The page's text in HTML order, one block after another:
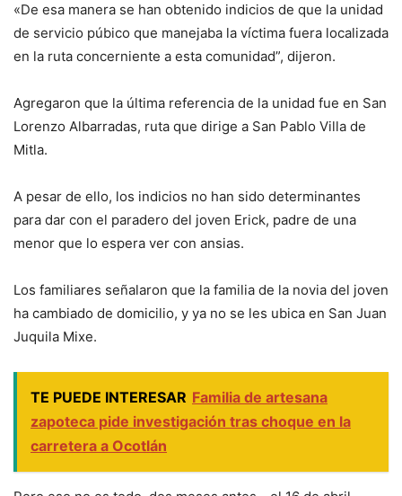
«De esa manera se han obtenido indicios de que la unidad
de servicio púbico que manejaba la víctima fuera localizada
en la ruta concerniente a esta comunidad”, dijeron.
Agregaron que la última referencia de la unidad fue en San
Lorenzo Albarradas, ruta que dirige a San Pablo Villa de
Mitla.
A pesar de ello, los indicios no han sido determinantes
para dar con el paradero del joven Erick, padre de una
menor que lo espera ver con ansias.
Los familiares señalaron que la familia de la novia del joven
ha cambiado de domicilio, y ya no se les ubica en San Juan
Juquila Mixe.
TE PUEDE INTERESAR Familia de artesana
zapoteca pide investigación tras choque en la
carretera a Ocotlán